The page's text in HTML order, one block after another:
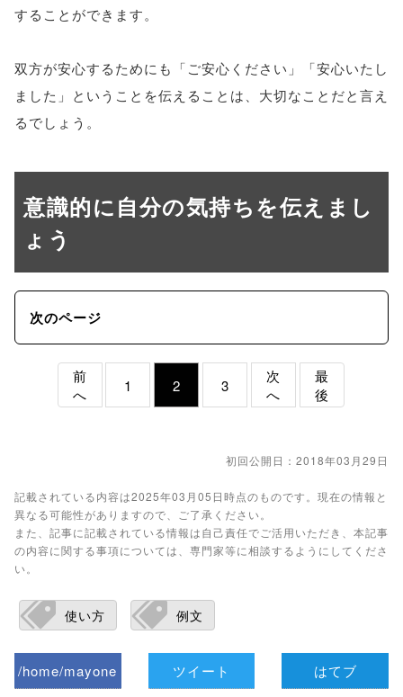
することができます。
双方が安心するためにも「ご安心ください」「安心いたし
ました」ということを伝えることは、大切なことだと言え
るでしょう。
意識的に自分の気持ちを伝えまし
ょう
次のページ
前
へ
1 2 3
次
へ
最
後
初回公開日：2018年03月29日
記載されている内容は2025年03月05日時点のものです。現在の情報と
異なる可能性がありますので、ご了承ください。
また、記事に記載されている情報は自己責任でご活用いただき、本記事
の内容に関する事項については、専門家等に相談するようにしてくださ
い。
使い方 例文
/home/mayone
ツイート はてブ